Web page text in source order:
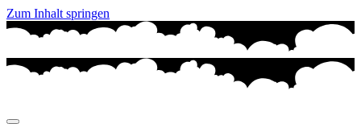
Zum Inhalt springen